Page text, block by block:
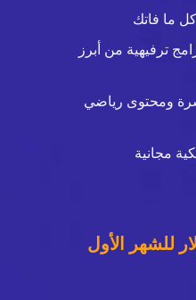
ترفيهية من أبرز
ومحتوى رياضي